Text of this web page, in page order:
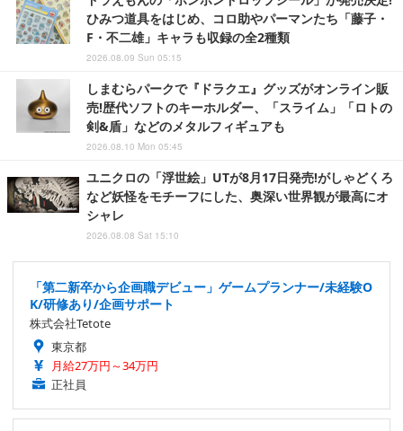
ひみつ道具をはじめ、コロ助やパーマンたち「藤子・
F・不二雄」キャラも収録の全2種類
2026.08.09 Sun 05:15
しまむらパークで『ドラクエ』グッズがオンライン販
売!歴代ソフトのキーホルダー、「スライム」「ロトの
剣&盾」などのメタルフィギュアも
2026.08.10 Mon 05:45
ユニクロの「浮世絵」UTが8月17日発売!がしゃどくろ
など妖怪をモチーフにした、奥深い世界観が最高にオ
シャレ
2026.08.08 Sat 15:10
「第二新卒から企画職デビュー」ゲームプランナー/未経験O
K/研修あり/企画サポート
株式会社Tetote
東京都
月給27万円～34万円
正社員